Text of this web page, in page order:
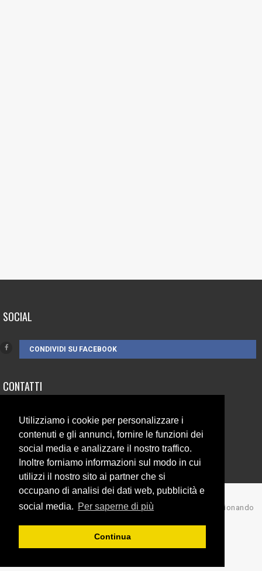
Utilizziamo i cookie per personalizzare i
contenuti e gli annunci, fornire le funzioni dei
social media e analizzare il nostro traffico.
Inoltre forniamo informazioni sul modo in cui
utilizzi il nostro sito ai partner che si
occupano di analisi dei dati web, pubblicità e
social media. Per saperne di più
Continua
SOCIAL
CONDIVIDI SU FACEBOOK
CONTATTI
3385262752
info@campionando.it
© Copyright 2017 Campionando